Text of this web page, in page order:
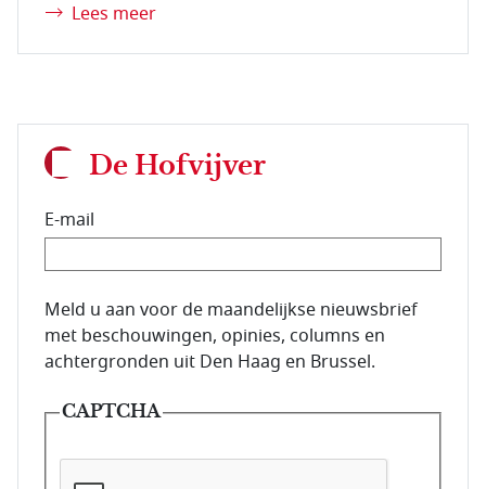
Lees meer
De Hofvijver
E-mail
E-mailadres van de abonnee.
Meld u aan voor de maandelijkse nieuwsbrief
met beschouwingen, opinies, columns en
achtergronden uit Den Haag en Brussel.
CAPTCHA